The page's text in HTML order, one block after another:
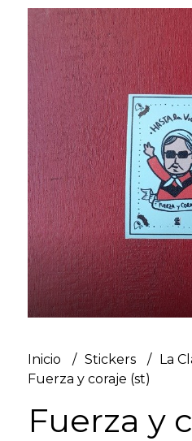
Inicio Stickers
La
Fuerza y coraje (st)
Fuerza y